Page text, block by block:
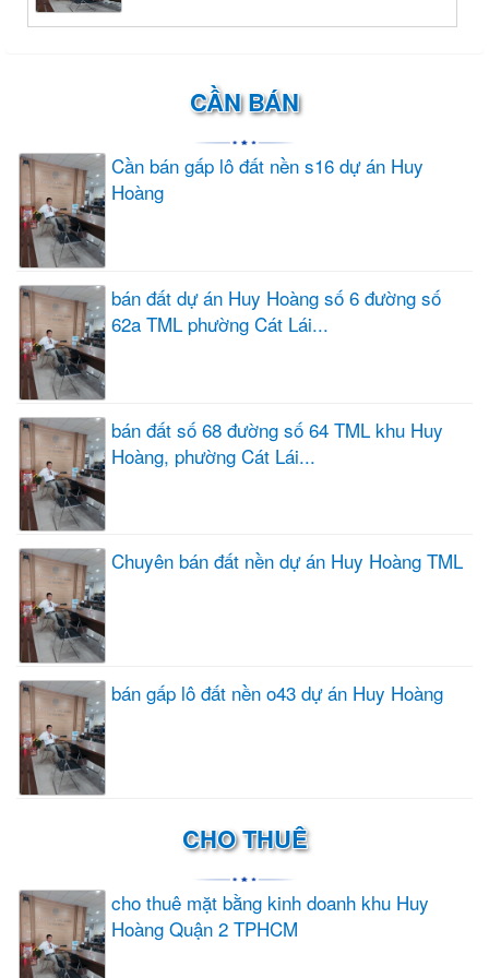
CẦN BÁN
Cần bán gấp lô đất nền s16 dự án Huy
Hoàng
bán đất dự án Huy Hoàng số 6 đường số
62a TML phường Cát Lái...
bán đất số 68 đường số 64 TML khu Huy
Hoàng, phường Cát Lái...
Chuyên bán đất nền dự án Huy Hoàng TML
bán gấp lô đất nền o43 dự án Huy Hoàng
CHO THUÊ
cho thuê mặt bằng kinh doanh khu Huy
Hoàng Quận 2 TPHCM